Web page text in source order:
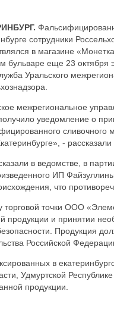
сотрудники
в магазине
бульваре еще 23 октября
Уральского
межрегиональное
уведомление о
сливочного
- рассказали
в ведомстве, в
ИП
что
точки ООО
продукции и принятии
Продукция
Российской
в
Удмуртской
продукции.